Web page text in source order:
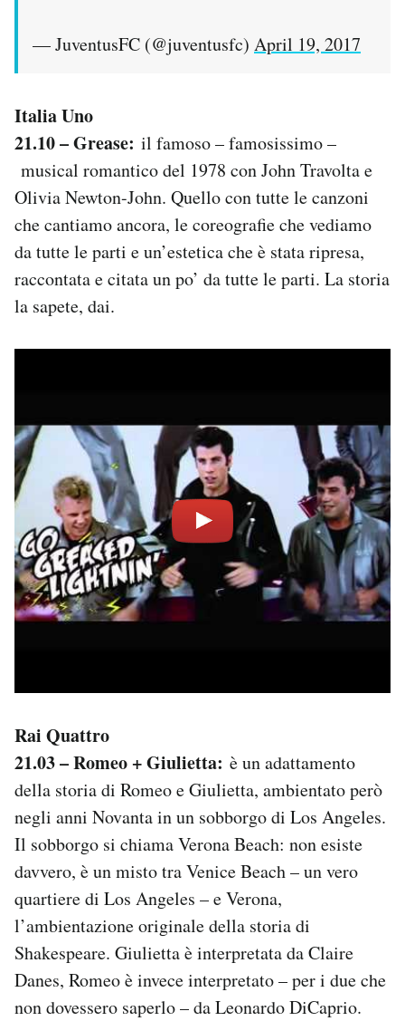
— JuventusFC (@juventusfc) April 19, 2017
Italia Uno
21.10 – Grease: il famoso – famosissimo –
musical romantico del 1978 con John Travolta e
Olivia Newton-John. Quello con tutte le canzoni
che cantiamo ancora, le coreografie che vediamo
da tutte le parti e un’estetica che è stata ripresa,
raccontata e citata un po’ da tutte le parti. La storia
la sapete, dai.
Rai Quattro
21.03 – Romeo + Giulietta: è un adattamento
della storia di Romeo e Giulietta, ambientato però
negli anni Novanta in un sobborgo di Los Angeles.
Il sobborgo si chiama Verona Beach: non esiste
davvero, è un misto tra Venice Beach – un vero
quartiere di Los Angeles – e Verona,
l’ambientazione originale della storia di
Shakespeare. Giulietta è interpretata da Claire
Danes, Romeo è invece interpretato – per i due che
non dovessero saperlo – da Leonardo DiCaprio.